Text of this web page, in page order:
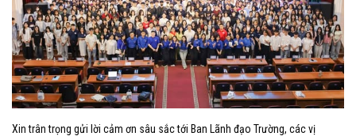
Xin trân trọng gửi lời cảm ơn sâu sắc tới Ban Lãnh đạo Trường, các vị